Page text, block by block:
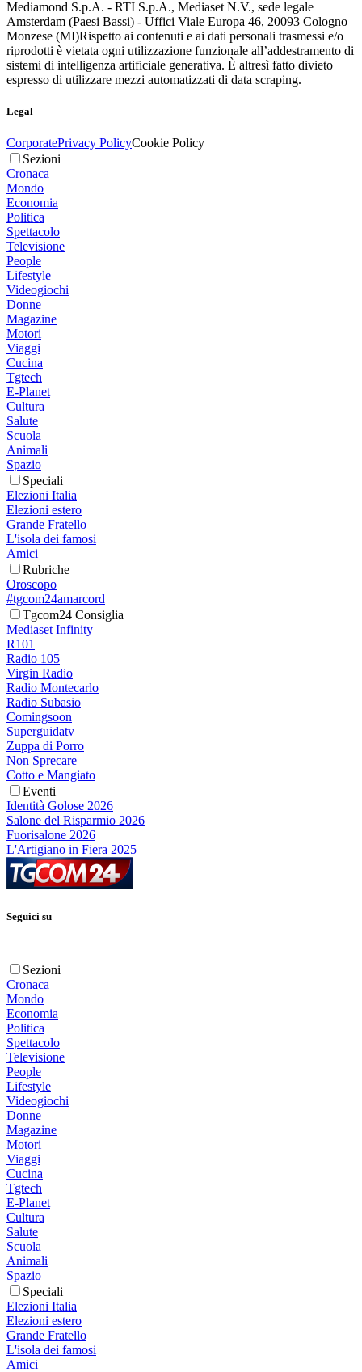
Mediamond S.p.A. - RTI S.p.A., Mediaset N.V., sede legale
Amsterdam (Paesi Bassi) - Uffici Viale Europa 46, 20093 Cologno
Monzese (MI)Rispetto ai contenuti e ai dati personali trasmessi e/o
riprodotti è vietata ogni utilizzazione funzionale all’addestramento di
sistemi di intelligenza artificiale generativa. È altresì fatto divieto
espresso di utilizzare mezzi automatizzati di data scraping.
Legal
CorporatePrivacy PolicyCookie Policy
Sezioni
Cronaca
Mondo
Economia
Politica
Spettacolo
Televisione
People
Lifestyle
Videogiochi
Donne
Magazine
Motori
Viaggi
Cucina
Tgtech
E-Planet
Cultura
Salute
Scuola
Animali
Spazio
Speciali
Elezioni Italia
Elezioni estero
Grande Fratello
L'isola dei famosi
Amici
Rubriche
Oroscopo
#tgcom24amarcord
Tgcom24 Consiglia
Mediaset Infinity
R101
Radio 105
Virgin Radio
Radio Montecarlo
Radio Subasio
Comingsoon
Superguidatv
Zuppa di Porro
Non Sprecare
Cotto e Mangiato
Eventi
Identità Golose 2026
Salone del Risparmio 2026
Fuorisalone 2026
L'Artigiano in Fiera 2025
Seguici su
Sezioni
Cronaca
Mondo
Economia
Politica
Spettacolo
Televisione
People
Lifestyle
Videogiochi
Donne
Magazine
Motori
Viaggi
Cucina
Tgtech
E-Planet
Cultura
Salute
Scuola
Animali
Spazio
Speciali
Elezioni Italia
Elezioni estero
Grande Fratello
L'isola dei famosi
Amici